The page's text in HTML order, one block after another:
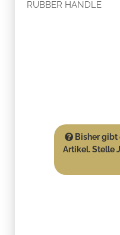
RUBBER HANDLE
Bisher gibt
Artikel. Stelle